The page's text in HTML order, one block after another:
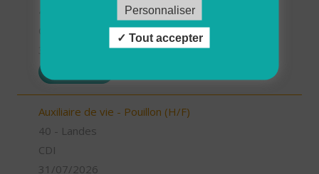
Auxiliaire de vie - Pouillon (H/F)
40 - Landes
CDI
31/07/2026
Personnaliser
Tout accepter